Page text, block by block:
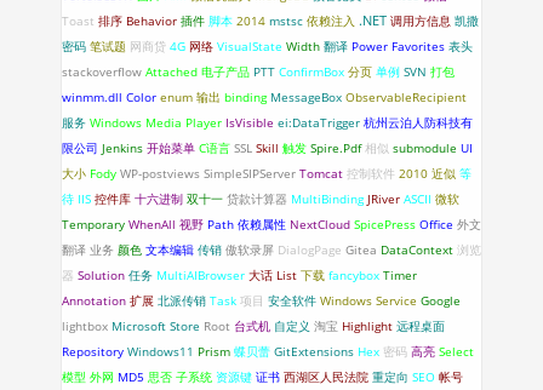
Toast 排序 Behavior 插件 脚本 2014 mstsc 依赖注入 .NET 调用方信息 凯撒
密码 笔试题 网商贷 4G 网络 VisualState Width 翻译 Power Favorites 表头
stackoverflow Attached 电子产品 PTT ConfirmBox 分页 单例 SVN 打包
winmm.dll Color enum 输出 binding MessageBox ObservableRecipient
服务 Windows Media Player IsVisible ei:DataTrigger 杭州云泊人防科技有
限公司 Jenkins 开始菜单 C语言 SSL Skill 触发 Spire.Pdf 相似 submodule UI
大小 Fody WP-postviews SimpleSIPServer Tomcat 控制软件 2010 近似 等
待 IIS 控件库 十六进制 双十一 贷款计算器 MultiBinding JRiver ASCII 微软
Temporary WhenAll 视野 Path 依赖属性 NextCloud SpicePress Office 外文
翻译 业务 颜色 文本编辑 传销 傲软录屏 DialogPage Gitea DataContext 浏览
器 Solution 任务 MultiAIBrowser 大话 List 下载 fancybox Timer
Annotation 扩展 北派传销 Task 项目 安全软件 Windows Service Google
lightbox Microsoft Store Root 台式机 自定义 淘宝 Highlight 远程桌面
Repository Windows11 Prism 蝶贝蕾 GitExtensions Hex 密码 高亮 Select
模型 外网 MD5 思否 子系统 资源键 证书 西湖区人民法院 重定向 SEO 帐号